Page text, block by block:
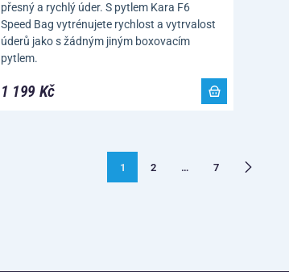
přesný a rychlý úder. S pytlem Kara F6
Speed Bag vytrénujete rychlost a vytrvalost
úderů jako s žádným jiným boxovacím
pytlem.
1 199 Kč
1 2 … 7